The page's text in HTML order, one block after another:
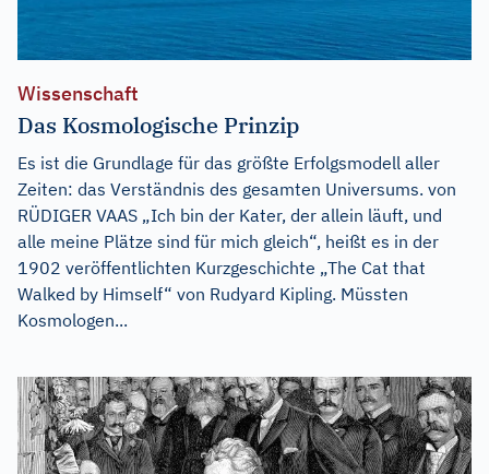
Wissenschaft
Das Kosmologische Prinzip
Es ist die Grundlage für das größte Erfolgsmodell aller
Zeiten: das Verständnis des gesamten Universums. von
RÜDIGER VAAS „Ich bin der Kater, der allein läuft, und
alle meine Plätze sind für mich gleich“, heißt es in der
1902 veröffentlichten Kurzgeschichte „The Cat that
Walked by Himself“ von Rudyard Kipling. Müssten
Kosmologen...